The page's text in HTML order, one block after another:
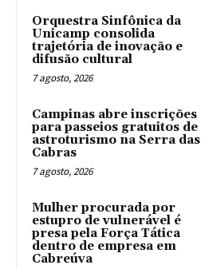
Orquestra Sinfônica da
Unicamp consolida
trajetória de inovação e
difusão cultural
7 agosto, 2026
Campinas abre inscrições
para passeios gratuitos de
astroturismo na Serra das
Cabras
7 agosto, 2026
Mulher procurada por
estupro de vulnerável é
presa pela Força Tática
dentro de empresa em
Cabreúva